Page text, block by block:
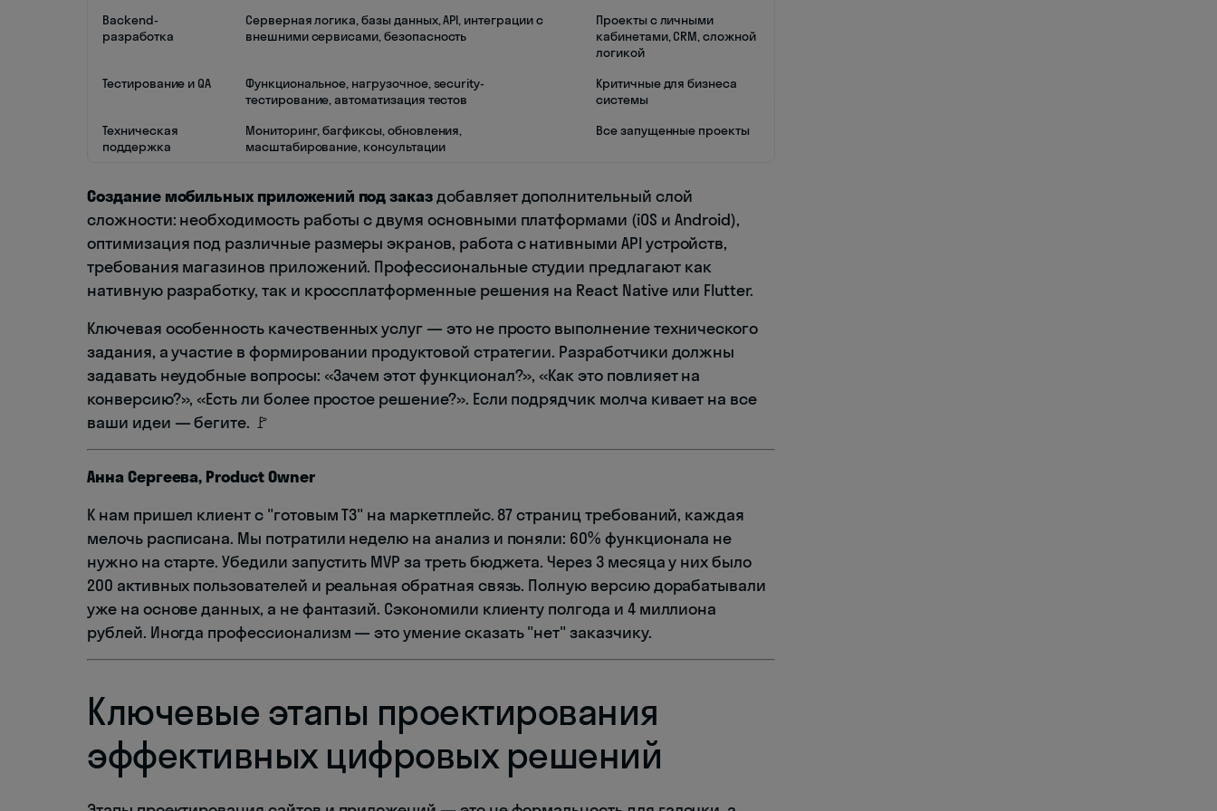
Backend-
разработка
Серверная логика, базы данных, API, интеграции с
внешними сервисами, безопасность
Проекты с личными
кабинетами, CRM, сложной
логикой
Тестирование и QA
Функциональное, нагрузочное, security-
тестирование, автоматизация тестов
Критичные для бизнеса
системы
Техническая
поддержка
Мониторинг, багфиксы, обновления,
масштабирование, консультации
Все запущенные проекты
Создание мобильных приложений под заказдобавляет дополнительный слой
сложности: необходимость работы с двумя основными платформами (iOS и Android),
оптимизация под различные размеры экранов, работа с нативными API устройств,
требования магазинов приложений. Профессиональные студии предлагают как
нативную разработку, так и кроссплатформенные решения на React Native или Flutter.
Ключевая особенность качественных услуг — это не просто выполнение технического
задания, а участие в формировании продуктовой стратегии. Разработчики должны
задавать неудобные вопросы: «Зачем этот функционал?», «Как это повлияет на
конверсию?», «Есть ли более простое решение?». Если подрядчик молча кивает на все
ваши идеи — бегите. 🚩
Анна Сергеева, Product Owner
К нам пришел клиент с "готовым ТЗ" на маркетплейс. 87 страниц требований, каждая
мелочь расписана. Мы потратили неделю на анализ и поняли: 60% функционала не
нужно на старте. Убедили запустить MVP за треть бюджета. Через 3 месяца у них было
200 активных пользователей и реальная обратная связь. Полную версию дорабатывали
уже на основе данных, а не фантазий. Сэкономили клиенту полгода и 4 миллиона
рублей. Иногда профессионализм — это умение сказать "нет" заказчику.
Ключевые этапы проектирования
эффективных цифровых решений